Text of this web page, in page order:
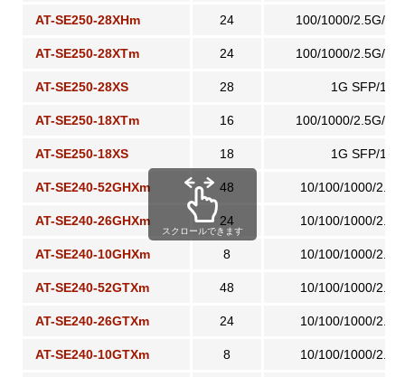
AT-SE250-28XHm 24 100/1000/2.5G/
AT-SE250-28XTm 24 100/1000/2.5G/
AT-SE250-28XS 28 1G SFP/
AT-SE250-18XTm 16 100/1000/2.5G/
AT-SE250-18XS 18 1G SFP/
AT-SE240-52GHXm 48 10/100/1000/
AT-SE240-26GHXm 24 10/100/1000/
AT-SE240-10GHXm 8 10/100/1000/
AT-SE240-52GTXm 48 10/100/1000/
AT-SE240-26GTXm 24 10/100/1000/
AT-SE240-10GTXm 8 10/100/1000/
スクロールできます